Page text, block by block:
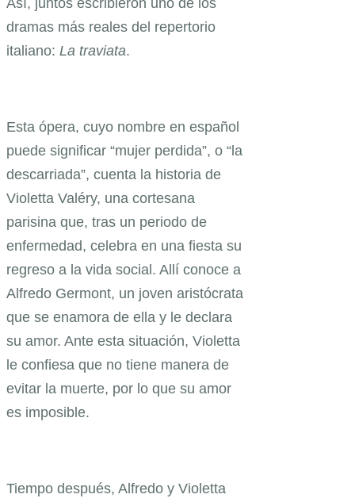
Así, juntos escribieron uno de los
dramas más reales del repertorio
italiano: La traviata.
Esta ópera, cuyo nombre en español
puede significar “mujer perdida”, o “la
descarriada”, cuenta la historia de
Violetta Valéry, una cortesana
parisina que, tras un periodo de
enfermedad, celebra en una fiesta su
regreso a la vida social. Allí conoce a
Alfredo Germont, un joven aristócrata
que se enamora de ella y le declara
su amor. Ante esta situación, Violetta
le confiesa que no tiene manera de
evitar la muerte, por lo que su amor
es imposible.
Tiempo después, Alfredo y Violetta